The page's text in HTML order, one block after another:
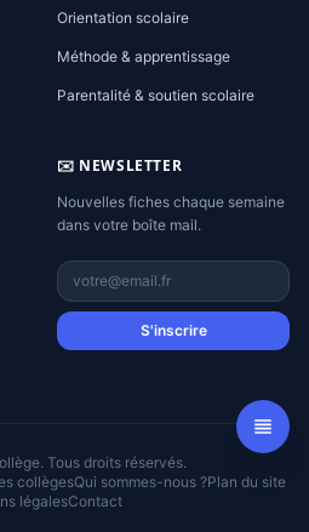
Orientation scolaire
Méthode & apprentissage
Parentalité & soutien scolaire
✉️ NEWSLETTER
Nouvelles fiches chaque semaine
dans votre boîte mail.
S'inscrire
Tous droits réservés.
collègesQui sommes-nous ?Plan du site
légalesContact